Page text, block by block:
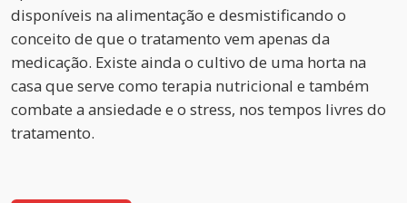
disponíveis na alimentação e desmistificando o
conceito de que o tratamento vem apenas da
medicação. Existe ainda o cultivo de uma horta na
casa que serve como terapia nutricional e também
combate a ansiedade e o stress, nos tempos livres do
tratamento.